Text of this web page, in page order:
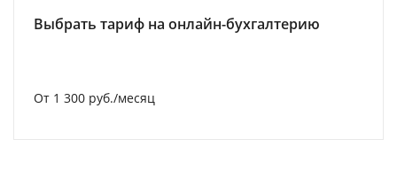
Выбрать тариф на онлайн-бухгалтерию
От 1 300 руб./месяц